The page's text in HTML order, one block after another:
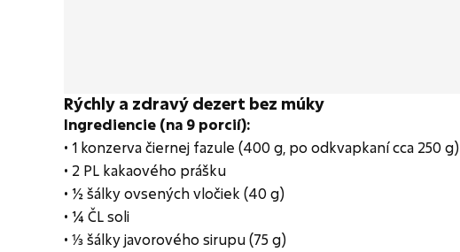
Rýchly a zdravý dezert bez múky
Ingrediencie (na 9 porcií):
• 1 konzerva čiernej fazule (400 g, po odkvapkaní cca 250 g)
• 2 PL kakaového prášku
• ½ šálky ovsených vločiek (40 g)
• ¼ ČL soli
• ⅓ šálky javorového sirupu (75 g)